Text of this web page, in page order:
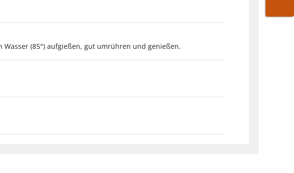
(85°) aufgießen, gut umrühren und genießen.